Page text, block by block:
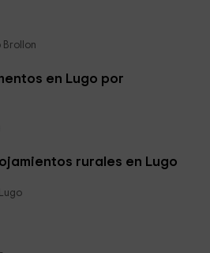
en Lugo por
rurales en Lugo